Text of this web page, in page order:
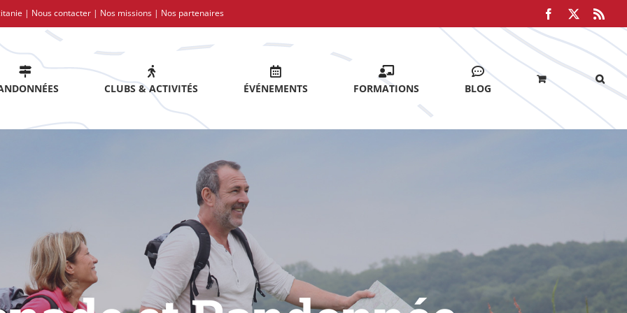
| Nous contacter | Nos missions | Nos partenaires Facebook
CLUBS & ACTIVITÉS ÉVÉNEMENTS FORMATIONS BLOG